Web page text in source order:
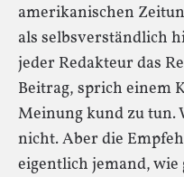
amerikanischen
als selbsverständlich
jeder Redakteur das
Beitrag, sprich einem
Meinung kund zu tun.
nicht. Aber die
eigentlich jemand, wie